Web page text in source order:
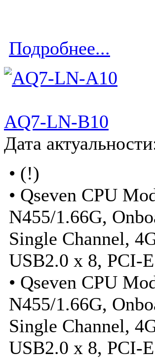
Подробнее...
AQ7-LN-B10
Дата
• (!)
• Qseven CPU
N455/1.66G,
Single Channel,
USB2.0 x 8, PCI-
• Qseven CPU
N455/1.66G,
Single Channel,
USB2.0 x 8, PCI-